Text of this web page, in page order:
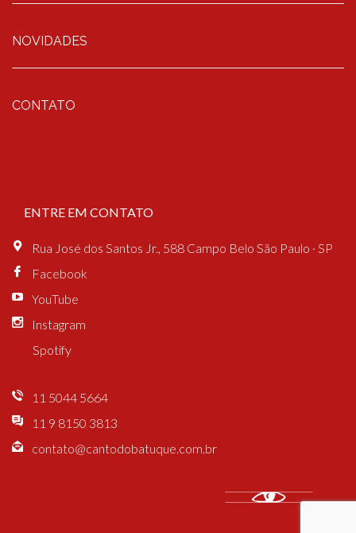
NOVIDADES
CONTATO
ENTRE EM CONTATO
Rua José dos Santos Jr., 588 Campo Belo São Paulo · SP
Facebook
YouTube
Instagram
Spotify
11 5044 5664
11 9 8150 3813
contato@cantodobatuque.com.br